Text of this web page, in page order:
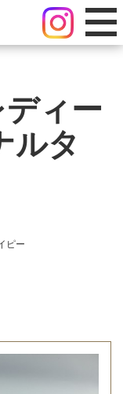
ィー
ルタ
ピー